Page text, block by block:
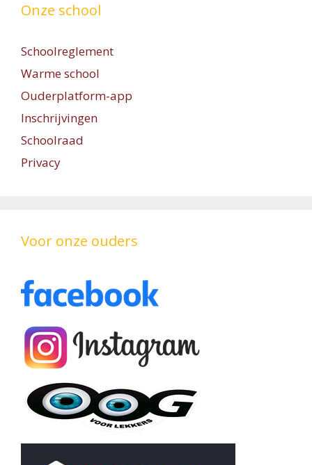
Onze school
Schoolreglement
Warme school
Ouderplatform-app
Inschrijvingen
Schoolraad
Privacy
Voor onze ouders